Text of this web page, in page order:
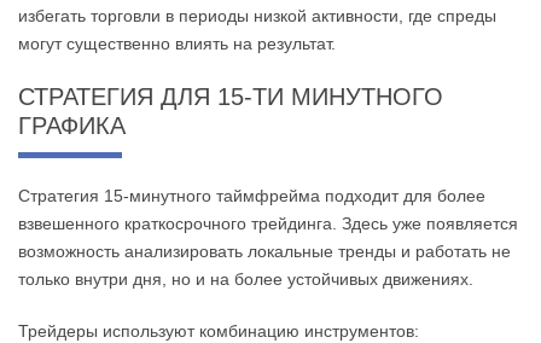
избегать торговли в периоды низкой активности, где спреды
могут существенно влиять на результат.
СТРАТЕГИЯ ДЛЯ 15-ТИ МИНУТНОГО
ГРАФИКА
Стратегия 15-минутного таймфрейма подходит для более
взвешенного краткосрочного трейдинга. Здесь уже появляется
возможность анализировать локальные тренды и работать не
только внутри дня, но и на более устойчивых движениях.
Трейдеры используют комбинацию инструментов: